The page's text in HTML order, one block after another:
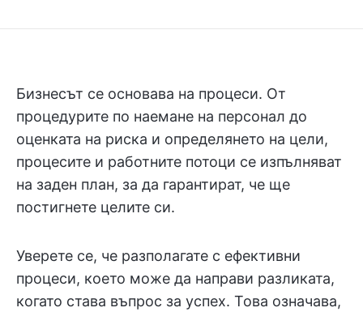
Бизнесът се основава на процеси. От
процедурите по наемане на персонал до
оценката на риска и определянето на цели,
процесите и работните потоци се изпълняват
на заден план, за да гарантират, че ще
постигнете целите си.
Уверете се, че разполагате с ефективни
процеси, което може да направи разликата,
когато става въпрос за успех. Това означава,